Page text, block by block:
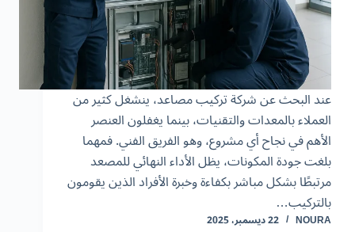
عند البحث عن شركة تركيب مصاعد، ينشغل كثير من
العملاء بالمعدات والتقنيات، بينما يغفلون العنصر
الأهم في نجاح أي مشروع، وهو الفريق الفني. فمهما
بلغت جودة المكونات، يظل الأداء النهائي للمصعد
مرتبطًا بشكل مباشر بكفاءة وخبرة الأفراد الذين يقومون
بالتركيب…
NOURA 22 ديسمبر، 2025